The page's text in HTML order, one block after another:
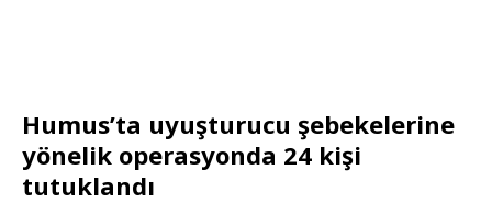
Humus’ta uyuşturucu şebekelerine
yönelik operasyonda 24 kişi
tutuklandı